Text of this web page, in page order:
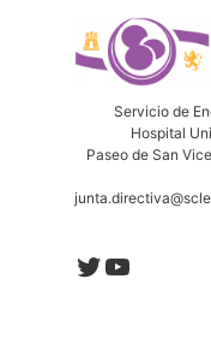
Servicio de
Hospital
Paseo de San
Twitter
YouTube